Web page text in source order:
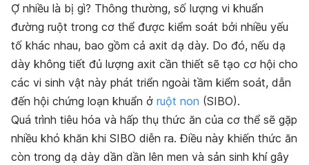
Ợ nhiều là bị gì? Thông thường, số lượng vi khuẩn
đường ruột trong cơ thể được kiểm soát bởi nhiều yếu
tố khác nhau, bao gồm cả axit dạ dày. Do đó, nếu dạ
dày không tiết đủ lượng axit cần thiết sẽ tạo cơ hội cho
các vi sinh vật này phát triển ngoài tầm kiểm soát, dẫn
đến hội chứng loạn khuẩn ở ruột non (SIBO).
Quá trình tiêu hóa và hấp thụ thức ăn của cơ thể sẽ gặp
nhiều khó khăn khi SIBO diễn ra. Điều này khiến thức ăn
còn trong dạ dày dần dần lên men và sản sinh khí gây